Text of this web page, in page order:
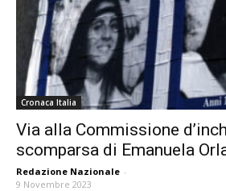
Cronaca Italia
Via alla Commissione
scomparsa di Emanuela
Redazione Nazionale -
9 Novembre 2023